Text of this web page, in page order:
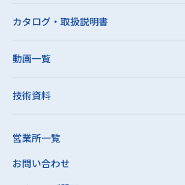
カタログ・取扱説明書
動画一覧
技術資料
営業所一覧
お問い合わせ